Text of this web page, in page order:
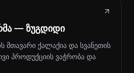
— ზუგდიდი
მთავარი ქალაქია და სვანეთის
პროდუქციის ვაჭრობა და